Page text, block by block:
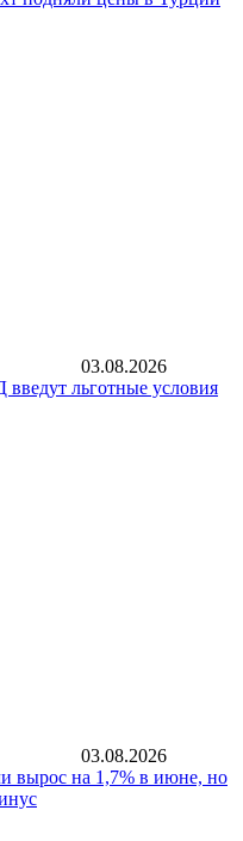
03.08.2026
льготные условия
03.08.2026
вырос на 1,7% в июне, но